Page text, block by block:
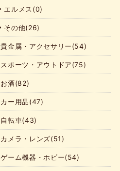
エルメス(0)
その他(26)
貴金属・アクセサリー(54)
スポーツ・アウトドア(75)
お酒(82)
カー用品(47)
自転車(43)
カメラ・レンズ(51)
ゲーム機器・ホビー(54)